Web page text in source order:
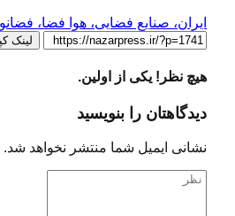
ایران، صنایع فضایی، هوا فضا،
لینک
هیچ نظر! یکی از اولین.
دیدگاهتان را بنویسید
نشانی ایمیل شما منتشر نخواهد شد.